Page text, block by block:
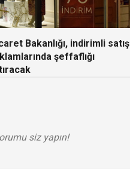
Bakanlığı, indirimli satış
şeffaflığı
siz yapın!